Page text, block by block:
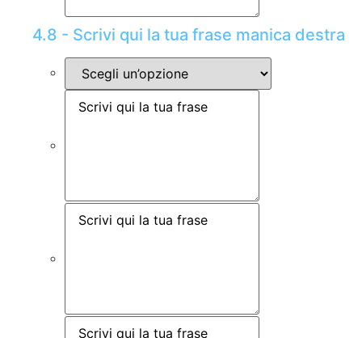
4.8 - Scrivi qui la tua frase manica destra